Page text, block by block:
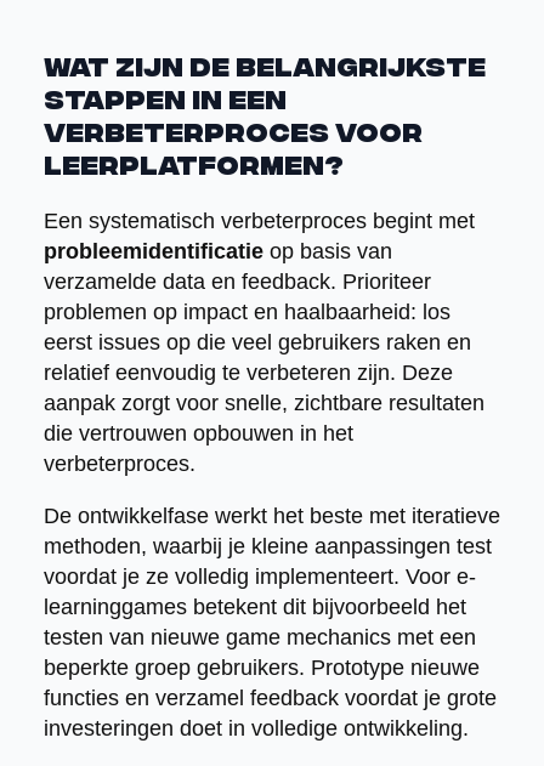
Wat zijn de belangrijkste
stappen in een
verbeterproces voor
leerplatformen?
Een systematisch verbeterproces begint met
probleemidentificatieop basis van
verzamelde data en feedback. Prioriteer
problemen op impact en haalbaarheid: los
eerst issues op die veel gebruikers raken en
relatief eenvoudig te verbeteren zijn. Deze
aanpak zorgt voor snelle, zichtbare resultaten
die vertrouwen opbouwen in het
verbeterproces.
De ontwikkelfase werkt het beste met iteratieve
methoden, waarbij je kleine aanpassingen test
voordat je ze volledig implementeert. Voor e-
learninggames betekent dit bijvoorbeeld het
testen van nieuwe game mechanics met een
beperkte groep gebruikers. Prototype nieuwe
functies en verzamel feedback voordat je grote
investeringen doet in volledige ontwikkeling.